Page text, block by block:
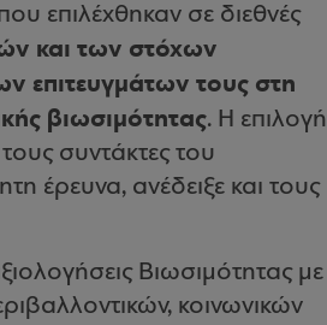
επιλέχθηκαν σε διεθνές
και των στόχων
επιτευγμάτων τους στη
βιωσιμότητας. Η επιλογή
συντάκτες του
έρευνα, ανέδειξε και τους
Βιωσιμότητας με
κοινωνικών